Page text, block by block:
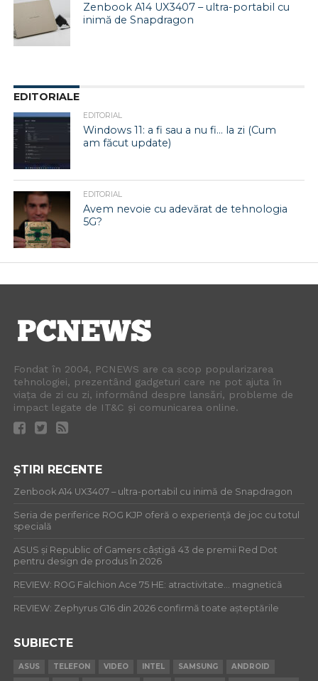
Zenbook A14 UX3407 – ultra-portabil cu
inimă de Snapdragon
EDITORIALE
EDITORIAL
Windows 11: a fi sau a nu fi… la zi (Cum
am făcut update)
EDITORIAL
Avem nevoie cu adevărat de tehnologia
5G?
Fondat în 2004, PCNEWS are ca scop popularizarea
tehnologiei, prezentând gadgeturi care ne pot ajuta în
viața de zi cu zi, informând despre lansări, probleme de
impact legate de IT&C și comunicarea online.
ȘTIRI RECENTE
Zenbook A14 UX3407 – ultra-portabil cu inimă de Snapdragon
Seria de periferice ROG KJP oferă o experiență de joc cu totul
specială
ASUS și Republic of Gamers câștigă 43 de premii Red Dot
pentru design de produs în 2026
REVIEW: ROG Falchion Ace 75 HE: atractivitate… magnetică
REVIEW: Zephyrus G16 din 2026 confirmă toate așteptările
SUBIECTE
ASUS TELEFON VIDEO INTEL SAMSUNG
ANDROID